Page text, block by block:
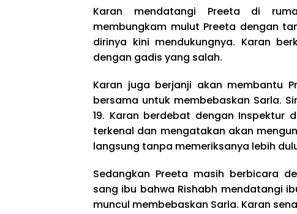
Karan mendatangi Preeta di
membungkam mulut Preeta dengan
dirinya kini mendukungnya. Karan
dengan gadis yang salah.
Karan juga berjanji akan membantu
bersama untuk membebaskan Sarla.
19. Karan berdebat dengan Inspektur
terkenal dan mengatakan akan
langsung tanpa memeriksanya lebih
Sedangkan Preeta masih berbicara
sang ibu bahwa Rishabh mendatangi
muncul membebaskan Sarla. Karan